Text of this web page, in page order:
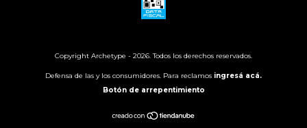
Copyright Archetype - 2026. Todos los derechos reservados.
Defensa de las y los consumidores. Para reclamos ingresá acá.
Botón de arrepentimiento